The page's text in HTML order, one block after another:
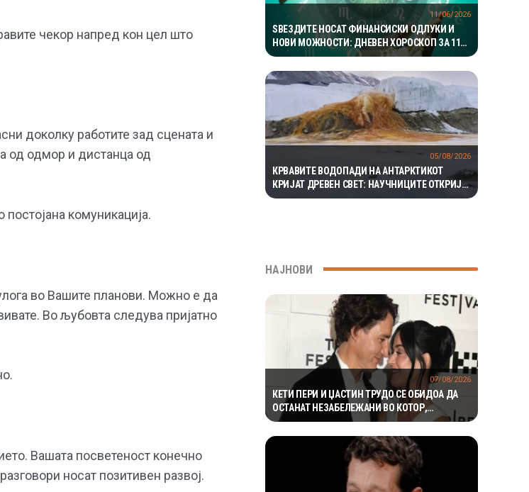
чекор напред кон цел што
доколку работите зад сцената и
од одмор и дистанца од
комуникација.
во Вашите планови. Можно е да
Во љубовта следува пријатно
Вашата посветеност конечно
носат позитивен развој.
ЅВЕЗДИТЕ НОСАТ ФИНАНСИСКИ ОДЛУКИ И
НОВИ МОЖНОСТИ: ДНЕВЕН ХОРОСКОП ЗА 11
ЈУНИ 2026 ГОДИНА
11/06/2026
КРВАВИТЕ ВОДОПАДИ НА АНТАРКТИКОТ
КРИЈАТ ДРЕВЕН СВЕТ: НАУЧНИЦИТЕ ОТКРИЈА
ЕКОСИСТЕМ ИЗОЛИРАН ПОВЕЌЕ ОД 1,5
05/08/2026
НАЈНОВИ
КЕТИ ПЕРИ И ЏАСТИН ТРУДО СЕ ОБИДОА ДА
ОСТАНАТ НЕЗАБЕЛЕЖАНИ ВО КОТОР,
МЕШТАНИТЕ СО ДУХОВИТИ РЕАКЦИИ: „НИКОЈ
НЕ БИ ГИ ПРЕПОЗНАЛ“
07/08/2026